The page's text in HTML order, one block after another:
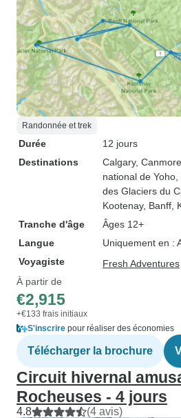
Randonnée et trek
Durée
12 jours
Destinations
Calgary, Canmore
national de Yoho
des Glaciers du
Kootenay, Banff ,
Tranche d'âge
Âges 12+
Langue
Uniquement en :
Voyagiste
Fresh Adventures
À partir de
€2,915
+€133 frais initiaux
S'inscrire pour réaliser des économies
Télécharger la brochure
Circuit hivernal
Rocheuses - 4 jours
4.8 (4 avis)